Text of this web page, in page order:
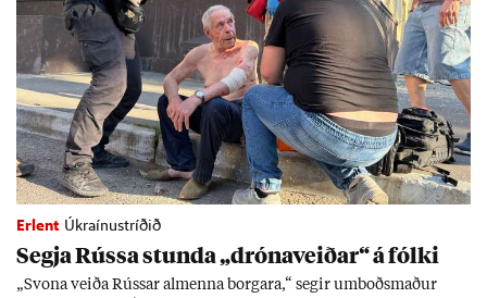
Erlent Úkraínustríðið
Segja Rússa stunda „dróna­veið­ar“ á fólki
„Svona veiða Rúss­ar al­menna borg­ara,“ seg­ir um­boðs­mað­ur